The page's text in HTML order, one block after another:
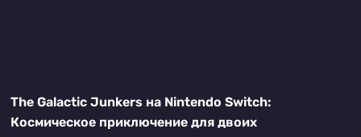
The Galactic Junkers на Nintendo Switch:
Космическое приключение для двоих